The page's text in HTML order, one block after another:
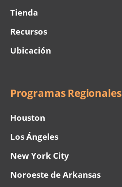
Tienda
Recursos
Ubicación
Programas Regionales
Houston
Los Ángeles
New York City
Noroeste de Arkansas